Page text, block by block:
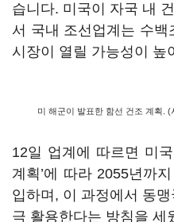
습니다. 미국이 자국 내
서 국내 조선업계는 수
시장이 열릴 가능성이 높
미 해군이 발표한 함선 건조 계획.
12일 업계에 따르면 미
계획’에 따라 2055년까
입하며, 이 과정에서 동
극 활용한다는 방침을 세